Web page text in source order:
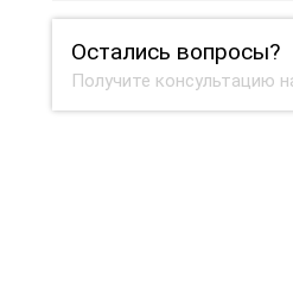
Остались вопросы?
Получите консультацию